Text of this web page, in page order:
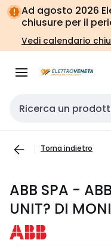
Vai alla
navigazione
Vai
alla
pagina
Ad agosto 2026
chiusure per il
Vedi calendario
Cerca input
Torna indietro
ABB SPA -
UNIT? DI